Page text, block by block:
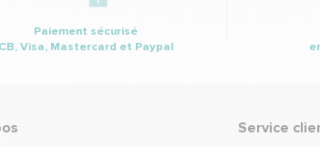
Paiement sécurisé
CB, Visa, Mastercard et Paypal
Service